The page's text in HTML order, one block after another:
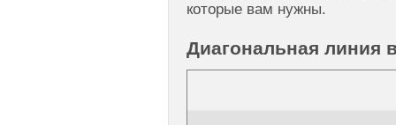
которые вам нужны.
Диагональная линия